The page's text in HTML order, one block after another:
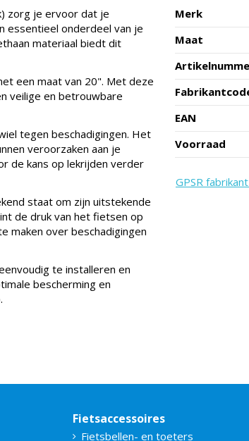
zorg je ervoor dat je
essentieel onderdeel van je
materiaal biedt dit
een maat van 20". Met deze
veilige en betrouwbare
tegen beschadigingen. Het
veroorzaken aan je
de kans op lekrijden verder
staat om zijn uitstekende
de druk van het fietsen op
maken over beschadigingen
te installeren en
bescherming en
Merk
Maat
EAN
Voorraad
GPSR
Fietsaccessoires
Fietsbellen- en toeters